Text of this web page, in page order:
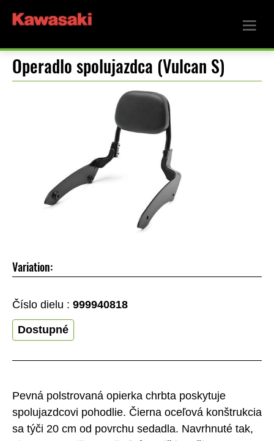
Operadlo spolujazdca (Vulcan S)
Pevná polstrovaná opierka chrbta poskytuje
spolujazdcovi pohodlie. Čierna oceľová konštrukcia
sa týči 20 cm od povrchu sedadla. Navrhnuté tak,
Variation:
Číslo dielu : 999940818
Dostupné